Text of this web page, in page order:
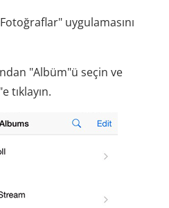
uygulamasını
"Albüm"ü seçin ve
tıklayın.